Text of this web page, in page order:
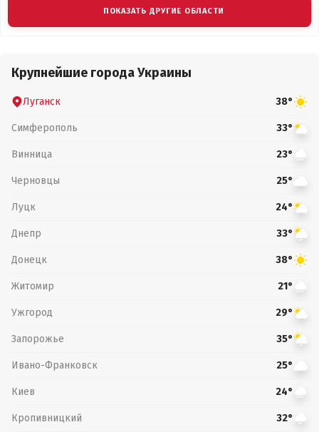
ПОКАЗАТЬ ДРУГИЕ ОБЛАСТИ
Крупнейшие города Украины
Луганск 38°
Симферополь 33°
Винница 23°
Черновцы 25°
Луцк 24°
Днепр 33°
Донецк 38°
Житомир 21°
Ужгород 29°
Запорожье 35°
Ивано-Франковск 25°
Киев 24°
Кропивницкий 32°